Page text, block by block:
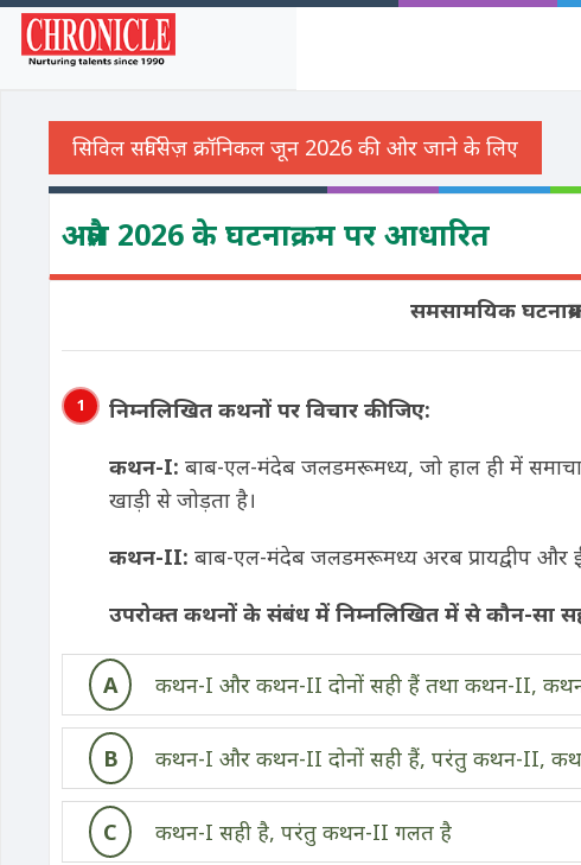
अप्रैल 2026 के घटनाक्रम पर आधारित
समसामयिक
1
निम्नलिखित कथनों पर विचार कीजिए:
कथन-I: बाब-एल-मंदेब जलडमरूमध्य, जो हाल ही में
खाड़ी से जोड़ता है।
कथन-II: बाब-एल-मंदेब जलडमरूमध्य अरब प्रायद्वीप और
उपरोक्त कथनों के संबंध में निम्नलिखित में से कौन-सा
A कथन-I और कथन-II दोनों सही हैं तथा कथन-II,
B कथन-I और कथन-II दोनों सही हैं, परंतु कथन-II,
C कथन-I सही है, परंतु कथन-II गलत है